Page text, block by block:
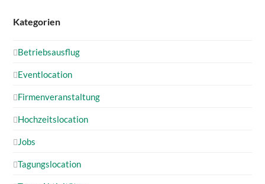
Kategorien
Betriebsausflug
Eventlocation
Firmenveranstaltung
Hochzeitslocation
Jobs
Tagungslocation